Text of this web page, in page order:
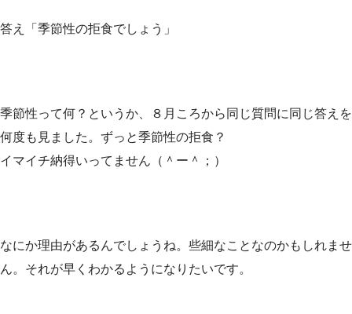
答え「季節性の拒食でしょう」
季節性って何？というか、８月ころから同じ質問に同じ答えを
何度も見ました。ずっと季節性の拒食？
イマイチ納得いってません（＾ー＾；）
なにか理由があるんでしょうね。些細なことなのかもしれませ
ん。それが早くわかるようになりたいです。